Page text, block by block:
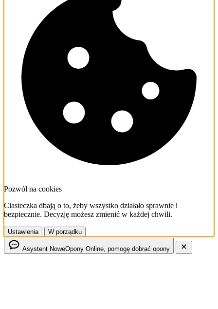
Pozwól na cookies
Ciasteczka dbają o to, żeby wszystko działało sprawnie i
bezpiecznie. Decyzję możesz zmienić w każdej chwili.
Ustawienia W porządku
Asystent NoweOpony Online, pomogę dobrać opony